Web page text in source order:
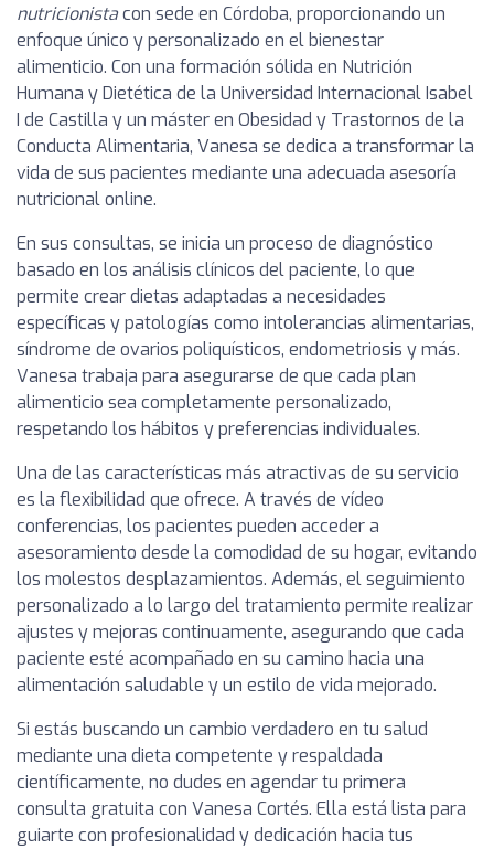
nutricionistacon sede en Córdoba, proporcionando un
enfoque único y personalizado en el bienestar
alimenticio. Con una formación sólida en Nutrición
Humana y Dietética de la Universidad Internacional Isabel
I de Castilla y un máster en Obesidad y Trastornos de la
Conducta Alimentaria, Vanesa se dedica a transformar la
vida de sus pacientes mediante una adecuada asesoría
nutricional online.
En sus consultas, se inicia un proceso de diagnóstico
basado en los análisis clínicos del paciente, lo que
permite crear dietas adaptadas a necesidades
específicas y patologías como intolerancias alimentarias,
síndrome de ovarios poliquísticos, endometriosis y más.
Vanesa trabaja para asegurarse de que cada plan
alimenticio sea completamente personalizado,
respetando los hábitos y preferencias individuales.
Una de las características más atractivas de su servicio
es la flexibilidad que ofrece. A través de vídeo
conferencias, los pacientes pueden acceder a
asesoramiento desde la comodidad de su hogar, evitando
los molestos desplazamientos. Además, el seguimiento
personalizado a lo largo del tratamiento permite realizar
ajustes y mejoras continuamente, asegurando que cada
paciente esté acompañado en su camino hacia una
alimentación saludable y un estilo de vida mejorado.
Si estás buscando un cambio verdadero en tu salud
mediante una dieta competente y respaldada
científicamente, no dudes en agendar tu primera
consulta gratuita con Vanesa Cortés. Ella está lista para
guiarte con profesionalidad y dedicación hacia tus